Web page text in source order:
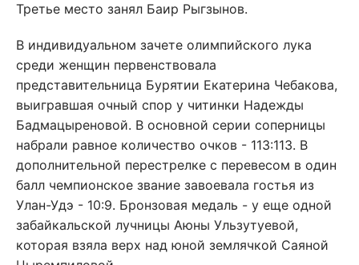
Третье место занял Баир Рыгзынов.
В индивидуальном зачете олимпийского лука
среди женщин первенствовала
представительница Бурятии Екатерина Чебакова,
выигравшая очный спор у читинки Надежды
Бадмацыреновой. В основной серии соперницы
набрали равное количество очков - 113:113. В
дополнительной перестрелке с перевесом в один
балл чемпионское звание завоевала гостья из
Улан-Удэ - 10:9. Бронзовая медаль - у еще одной
забайкальской лучницы Аюны Ульзутуевой,
которая взяла верх над юной землячкой Саяной